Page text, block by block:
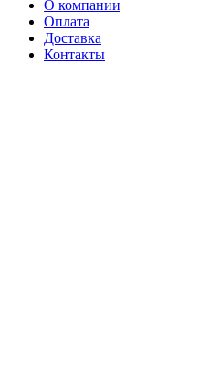
О компании
Оплата
Доставка
Контакты